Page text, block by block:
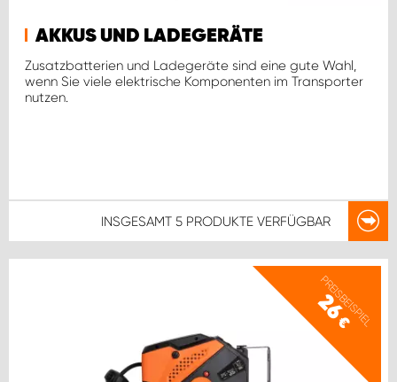
AKKUS UND LADEGERÄTE
Zusatzbatterien und Ladegeräte sind eine gute Wahl,
wenn Sie viele elektrische Komponenten im Transporter
nutzen.
INSGESAMT 5 PRODUKTE VERFÜGBAR
PREISBEISPIEL
26
€